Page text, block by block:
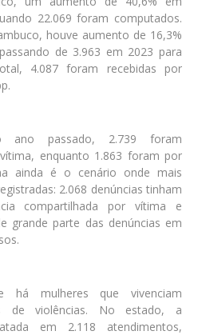
22.069 foram computados.
houve aumento de 16,3%
de 3.963 em 2023 para
4.087 foram recebidas por
ano passado, 2.739 foram
enquanto 1.863 foram por
ainda é o cenário onde mais
2.068 denúncias tinham
compartilhada por vítima e
grande parte das denúncias em
há mulheres que vivenciam
de violências. No estado, a
em 2.118 atendimentos,